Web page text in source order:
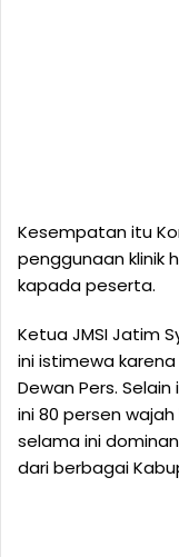
Kesempatan itu
penggunaan klinik
kapada peserta.
Ketua JMSI Jatim
ini istimewa
Dewan Pers.
ini 80 persen
selama ini
dari berbagai